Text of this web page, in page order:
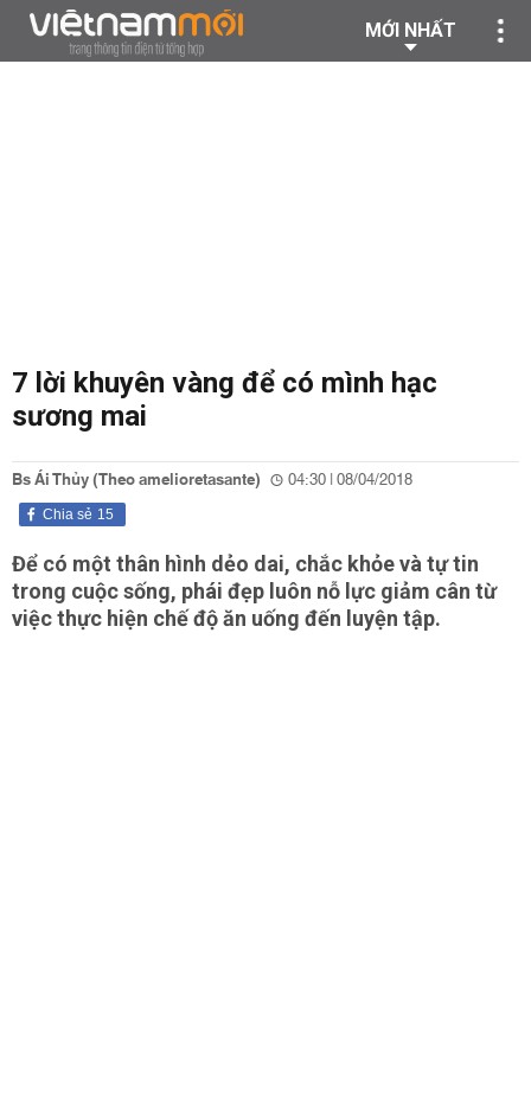
MỚI NHẤT
7 lời khuyên vàng để có mình hạc
sương mai
Bs Ái Thủy (Theo amelioretasante) 04:30 | 08/04/2018
15
Chia sẻ
Để có một thân hình dẻo dai, chắc khỏe và tự tin
trong cuộc sống, phái đẹp luôn nỗ lực giảm cân từ
việc thực hiện chế độ ăn uống đến luyện tập.